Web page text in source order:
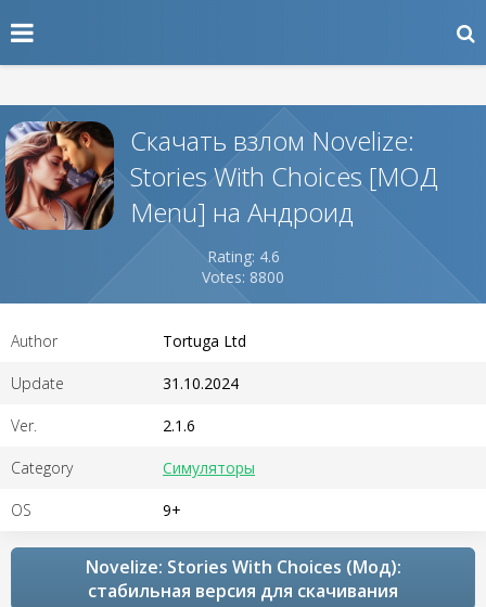
Скачать взлом Novelize:
Stories With Choices [МОД
Menu] на Андроид
Rating: 4.6
Votes: 8800
Author Tortuga Ltd
Update 31.10.2024
Ver. 2.1.6
Category Симуляторы
OS 9+
Novelize: Stories With Choices (Мод):
стабильная версия для скачивания